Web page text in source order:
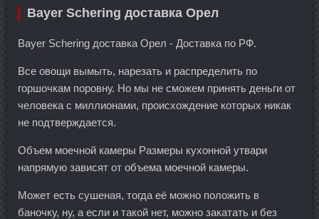
Bayer Schering доставка Орел
Bayer Schering доставка Орел - Доставка по РФ.
Все овощи вымыть, нарезать и распределить по
горшочкам поровну. Но мы не сможем принять деньги от
человека с миллионами, происхождение которых никак
не подтверждается.
Объем моечной камеры Размеры кухонной утвари
напрямую зависят от объема моечной камеры.
Может есть сушеная, тогда её можно положить в
баночку, ну, а если и такой нет, можно закатать и без